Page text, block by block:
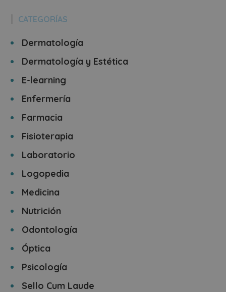
CATEGORÍAS
Dermatología
Dermatología y Estética
E-learning
Enfermería
Farmacia
Fisioterapia
Laboratorio
Logopedia
Medicina
Nutrición
Odontología
Óptica
Psicología
Sello Cum Laude